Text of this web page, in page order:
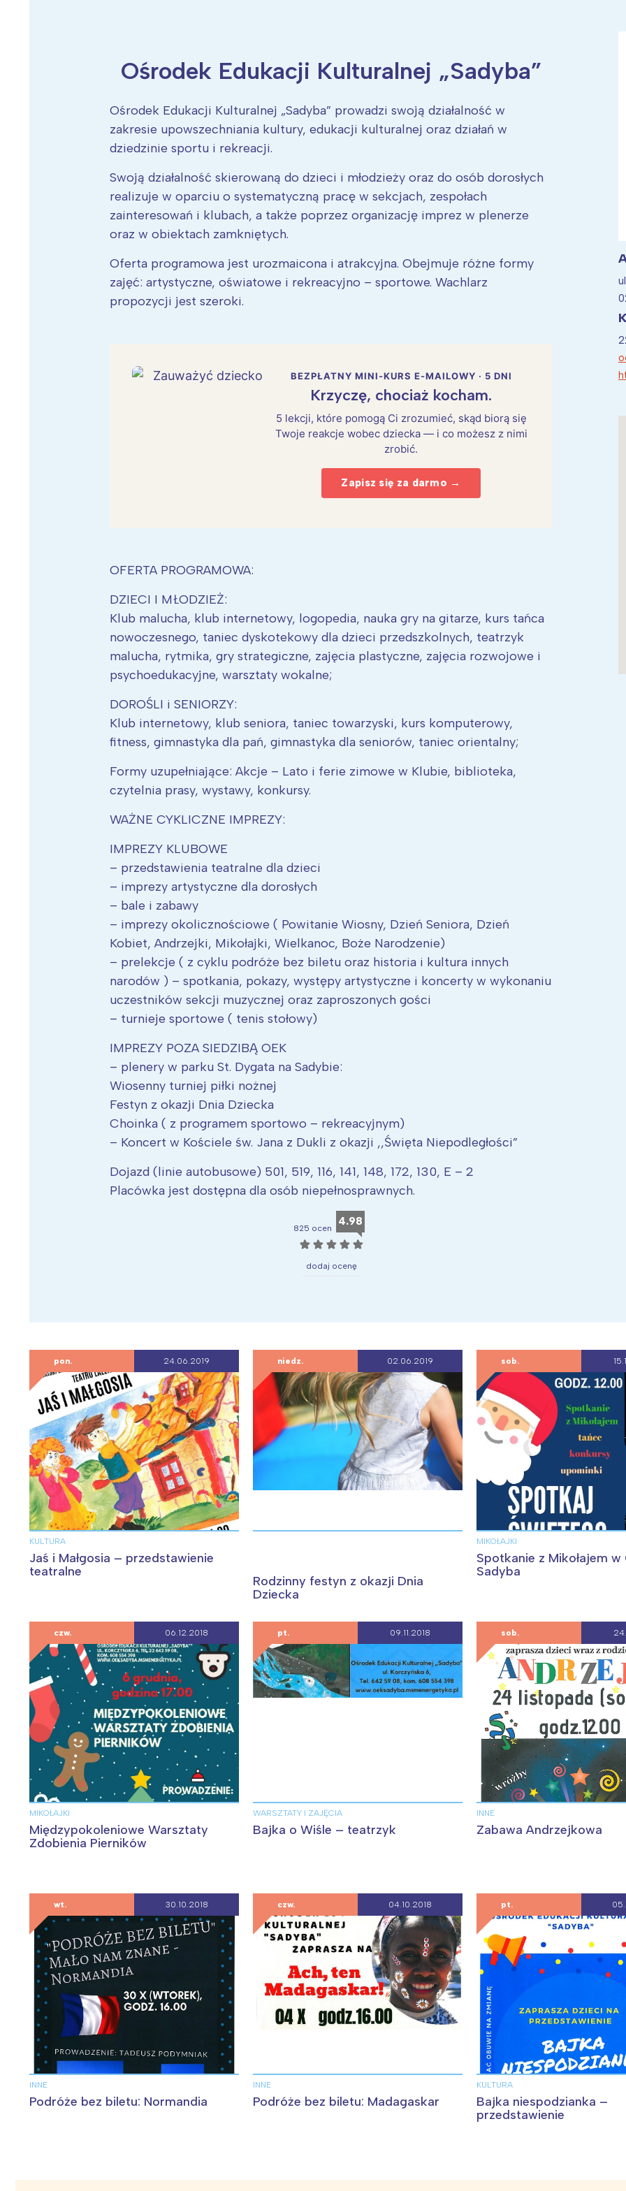
Wiosenny koncert ptaków na płocie Kwitnąca wiśnia i jej płatki Pszczoła i kwitnący ul
Ośrodek Edukacji Kulturalnej „Sadyba”
Ośrodek Edukacji Kulturalnej „Sadyba” prowadzi swoją działalność w
zakresie upowszechniania kultury, edukacji kulturalnej oraz działań w
dziedzinie sportu i rekreacji.
Swoją działalność skierowaną do dzieci i młodzieży oraz do osób dorosłych
realizuje w oparciu o systematyczną pracę w sekcjach, zespołach
zainteresowań i klubach, a także poprzez organizację imprez w plenerze
oraz w obiektach zamkniętych.
Oferta programowa jest urozmaicona i atrakcyjna. Obejmuje różne formy
zajęć: artystyczne, oświatowe i rekreacyjno – sportowe. Wachlarz
propozycji jest szeroki.
BEZPŁATNY MINI-KURS E-MAILOWY · 5 DNI
Krzyczę, chociaż kocham.
5 lekcji, które pomogą Ci zrozumieć, skąd biorą się
Twoje reakcje wobec dziecka — i co możesz z nimi
zrobić.
Zapisz się za darmo →
OFERTA PROGRAMOWA:
DZIECI I MŁODZIEŻ:
Klub malucha, klub internetowy, logopedia, nauka gry na gitarze, kurs tańca
nowoczesnego, taniec dyskotekowy dla dzieci przedszkolnych, teatrzyk
malucha, rytmika, gry strategiczne, zajęcia plastyczne, zajęcia rozwojowe i
psychoedukacyjne, warsztaty wokalne;
DOROŚLI i SENIORZY:
Klub internetowy, klub seniora, taniec towarzyski, kurs komputerowy,
fitness, gimnastyka dla pań, gimnastyka dla seniorów, taniec orientalny;
Formy uzupełniające: Akcje – Lato i ferie zimowe w Klubie, biblioteka,
czytelnia prasy, wystawy, konkursy.
WAŻNE CYKLICZNE IMPREZY:
IMPREZY KLUBOWE
– przedstawienia teatralne dla dzieci
– imprezy artystyczne dla dorosłych
– bale i zabawy
– imprezy okolicznościowe ( Powitanie Wiosny, Dzień Seniora, Dzień
Kobiet, Andrzejki, Mikołajki, Wielkanoc, Boże Narodzenie)
– prelekcje ( z cyklu podróże bez biletu oraz historia i kultura innych
narodów ) – spotkania, pokazy, występy artystyczne i koncerty w wykonaniu
uczestników sekcji muzycznej oraz zaproszonych gości
– turnieje sportowe ( tenis stołowy)
IMPREZY POZA SIEDZIBĄ OEK
– plenery w parku St. Dygata na Sadybie:
Wiosenny turniej piłki nożnej
Festyn z okazji Dnia Dziecka
Choinka ( z programem sportowo – rekreacyjnym)
– Koncert w Kościele św. Jana z Dukli z okazji ,,Święta Niepodległości”
Dojazd (linie autobusowe) 501, 519, 116, 141, 148, 172, 130, E – 2
Placówka jest dostępna dla osób niepełnosprawnych.
825 ocen
4.98
☆ ☆ ☆ ☆ ☆
dodaj ocenę
pon. 24.06.2019
KULTURA
Jaś i Małgosia – przedstawienie
teatralne
niedz. 02.06.2019
Rodzinny festyn z okazji Dnia
Dziecka
sob.
MIKOŁAJKI
Spotkanie z Mikołajem w
Sadyba
czw. 06.12.2018
MIKOŁAJKI
Międzypokoleniowe Warsztaty
Zdobienia Pierników
pt. 09.11.2018
WARSZTATY I ZAJĘCIA
Bajka o Wiśle – teatrzyk
sob.
INNE
Zabawa Andrzejkowa
wt. 30.10.2018
INNE
Podróże bez biletu: Normandia
czw. 04.10.2018
INNE
Podróże bez biletu: Madagaskar
pt.
KULTURA
Bajka niespodzianka –
przedstawienie
Interesują mnie wydarzenia z tego
Warszawa
Łódź
Trójmiasto
Poznań